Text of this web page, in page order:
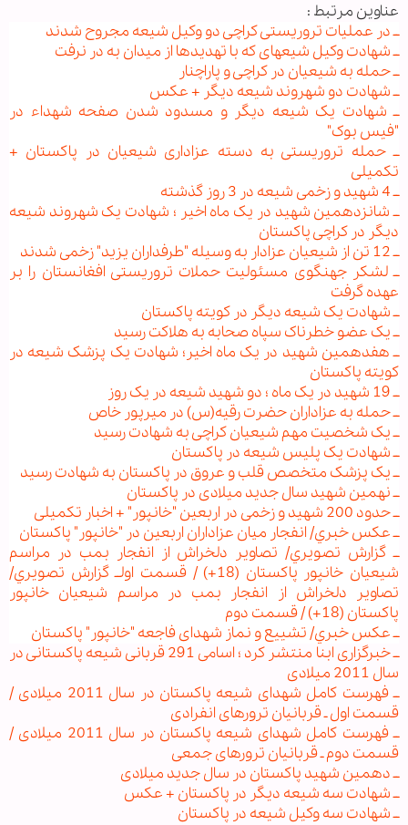
عناوین مرتبط :
ــ در عملیات تروریستی کراچی دو وکیل شیعه مجروح شدند
ــ شهادت وکیل شیعه‏ای که با تهدیدها از میدان به در نرفت
ــ حمله به شیعیان در کراچی و پاراچنار
ــ شهادت دو شهروند شیعه دیگر + عکس
ــ شهادت یک شیعه دیگر و مسدود شدن صفحه شهداء در
"فیس بوک"
ــ حمله تروریستی به دسته عزاداری شیعیان در پاکستان +
تکمیلی
ــ 4 شهید و زخمی شیعه در 3 روز گذشته
ــ شانزدهمین شهید در یک ماه اخیر ؛ شهادت یک شهروند شیعه
دیگر در کراچی پاکستان
ــ 12 تن از شیعیان عزادار به وسیله "طرفداران یزید" زخمی شدند
ــ لشکر جهنگوی مسئولیت حملات تروریستی افغانستان را بر
عهده گرفت
ــ شهادت یک شیعه دیگر در کویته پاکستان
ــ یک عضو خطرناک سپاه صحابه به هلاکت رسید
ــ هفدهمین شهید در یک ماه اخیر؛ شهادت یک پزشک شیعه در
کویته پاکستان
ــ 19 شهید در یک ماه ؛ دو شهید شیعه در یک روز
ــ حمله به عزاداران حضرت رقیه(س) در میرپور خاص
ــ یک شخصیت مهم شیعیان کراچی به شهادت رسید
ــ شهادت یک پلیس شیعه در پاکستان
ــ یک پزشک متخصص قلب و عروق در پاکستان به شهادت رسید
ــ نهمین شهید سال جدید میلادی در پاکستان
ــ حدود 200 شهید و زخمی در اربعین "خانپور" + اخبار تکمیلی
ــ عكس خبري/ انفجار ميان عزاداران اربعین در "خانپور" پاکستان
ــ گزارش تصويري/ تصاویر دلخراش از انفجار بمب در مراسم
شیعیان خانپور پاكستان (18+) / قسمت اول
ــ گزارش تصويري/
تصاویر دلخراش از انفجار بمب در مراسم شیعیان خانپور
پاكستان (18+) / قسمت دوم
ــ عكس خبري/ تشییع و نماز شهدای فاجعه "خانپور" پاكستان
ــ خبرگزاری ابنا منتشر کرد ؛ اسامی 291 قربانی شیعه پاکستانی در
سال 2011 میلادی
ــ فهرست کامل شهدای شیعه پاکستان در سال 2011 میلادی /
قسمت اول ـ قربانیان ترورهای انفرادی
ــ فهرست کامل شهدای شیعه پاکستان در سال 2011 میلادی /
قسمت دوم ـ قربانیان ترورهای جمعی
ــ دهمین شهید پاکستان در سال جدید میلادی
ــ شهادت سه شیعه دیگر در پاکستان + عکس
ــ شهادت سه وکیل شیعه در پاکستان